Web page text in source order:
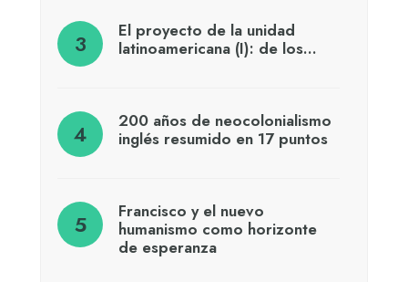
El proyecto de la unidad
latinoamericana (I): de los…
200 años de neocolonialismo
inglés resumido en 17 puntos
Francisco y el nuevo
humanismo como horizonte
de esperanza